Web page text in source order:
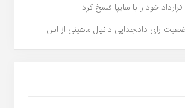
خود را با سایپا فسخ کرد...
رای داد:جدایی دانیال ماهینی از اس...